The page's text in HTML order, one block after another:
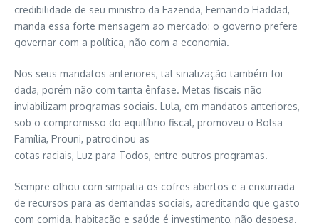
credibilidade de seu ministro da Fazenda, Fernando Haddad,
manda essa forte mensagem ao mercado: o governo prefere
governar com a política, não com a economia.
Nos seus mandatos anteriores, tal sinalização também foi
dada, porém não com tanta ênfase. Metas fiscais não
inviabilizam programas sociais. Lula, em mandatos anteriores,
sob o compromisso do equilíbrio fiscal, promoveu o Bolsa
Família, Prouni, patrocinou as
cotas raciais, Luz para Todos, entre outros programas.
Sempre olhou com simpatia os cofres abertos e a enxurrada
de recursos para as demandas sociais, acreditando que gasto
com comida, habitação e saúde é investimento, não despesa.